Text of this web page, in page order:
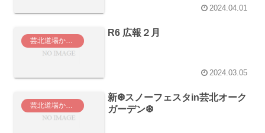
2024.04.01
芸北道場からのお知らせ
R6 広報２月
2024.03.05
新❆スノーフェスタin芸北オーク
ガーデン❆